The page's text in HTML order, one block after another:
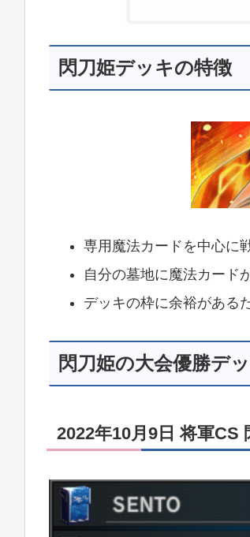
閃刀姫デッキの特徴
専用魔法カードを中心に
自分の墓地に魔法カード
デッキの枠に余裕がある
閃刀姫の大会優勝デ
2022年10月9日 将軍CS